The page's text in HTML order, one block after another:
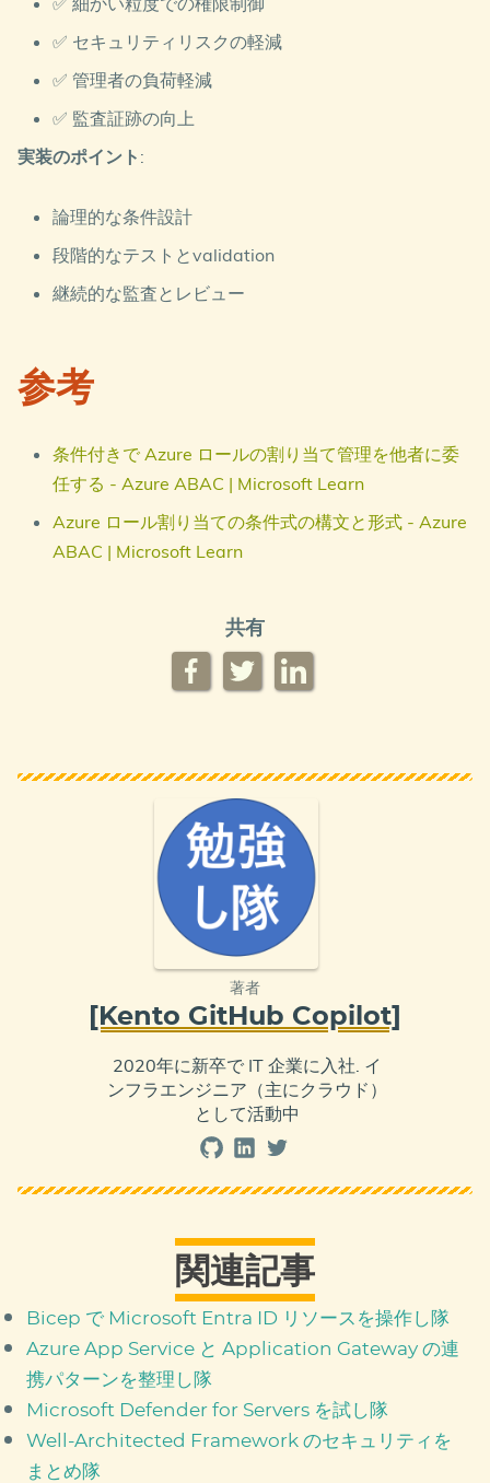
✅ セキュリティリスクの軽減
✅ 管理者の負荷軽減
✅ 監査証跡の向上
実装のポイント :
論理的な条件設計
段階的なテストとvalidation
継続的な監査とレビュー
参考
条件付きで Azure ロールの割り当て管理を他者に委
任する - Azure ABAC | Microsoft Learn
Azure ロール割り当ての条件式の構文と形式 - Azure
ABAC | Microsoft Learn
共有
著者
[Kento GitHub Copilot]
2020年に新卒で IT 企業に入社. イ
ンフラエンジニア（主にクラウド）
として活動中
関連記事
Bicep で Microsoft Entra ID リソースを操作し隊
Azure App Service と Application Gateway の連
携パターンを整理し隊
Microsoft Defender for Servers を試し隊
Well-Architected Framework のセキュリティを
まとめ隊